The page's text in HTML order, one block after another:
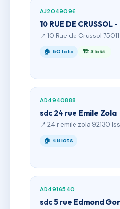
AJ2049096
10 RUE DE CRUSSOL -
📍 10 Rue de Crussol
🏠 50 lots 🏗 3 bât.
AD4940888
sdc 24 rue Emile Zola
📍 24 r emile zola 92130
🏠 48 lots
AD4916540
sdc 5 rue Edmond